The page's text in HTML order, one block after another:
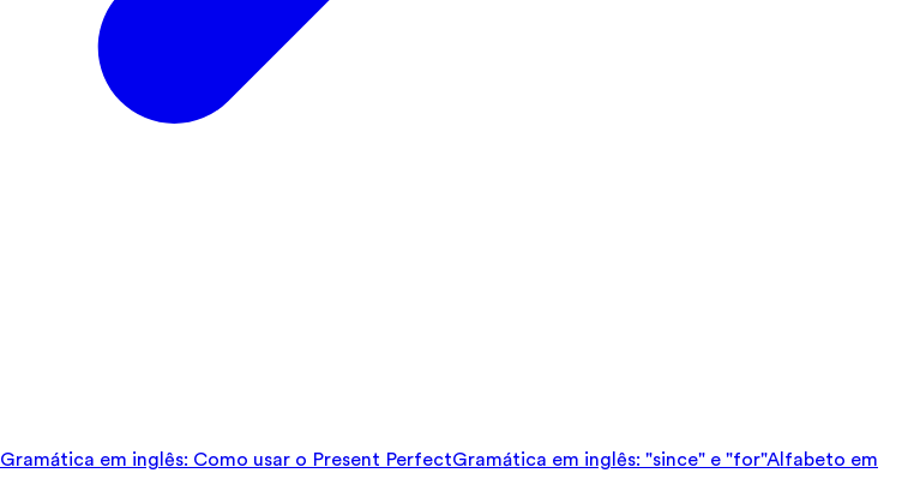
Gramática em inglês: Como usar o Present PerfectGramática em inglês: "since" e "for"Alfabeto em